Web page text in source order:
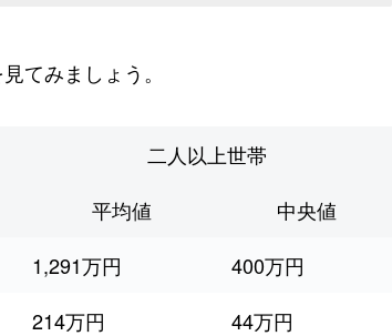
てみましょう。
二人以上世帯
平均値
中央値
1,291万円
400万円
214万円
44万円